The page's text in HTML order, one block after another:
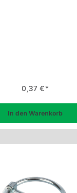
Regulärer Preis:
0,37 €
In den Warenkorb